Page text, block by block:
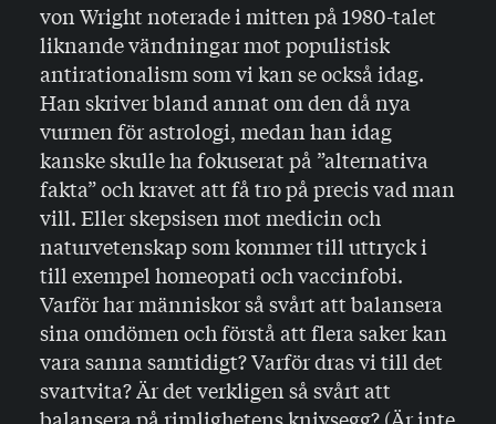
von Wright noterade i mitten på 1980-talet
liknande vändningar mot populistisk
antirationalism som vi kan se också idag.
Han skriver bland annat om den då nya
vurmen för astrologi, medan han idag
kanske skulle ha fokuserat på ”alternativa
fakta” och kravet att få tro på precis vad man
vill. Eller skepsisen mot medicin och
naturvetenskap som kommer till uttryck i
till exempel homeopati och vaccinfobi.
Varför har människor så svårt att balansera
sina omdömen och förstå att flera saker kan
vara sanna samtidigt? Varför dras vi till det
svartvita? Är det verkligen så svårt att